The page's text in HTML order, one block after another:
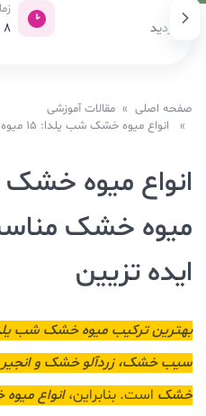
بازدید
426 بازدید 8
صفحه اصلی » مقالات آموزشی
» انواع میوه خشک شب یلدا: 15 میوه خشک مناسب شب چله + ایده‌ تزیین
میوه خشک
ایده‌ تزیین
بهترین ترکیب میوه خشک شب
سیب خشک، زردآلو خشک و
خشک است. بنابراین،انواع